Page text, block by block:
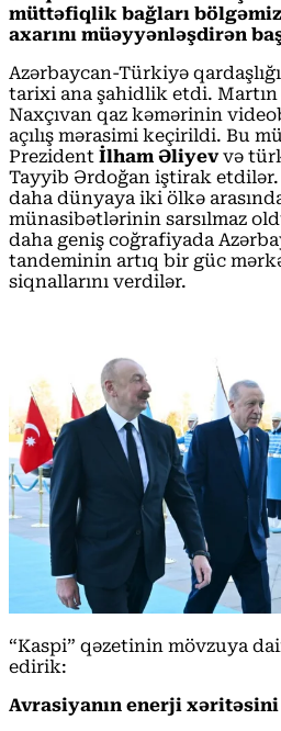
müttəfiqlik bağları
axarını müəyyənləşdirən
Azərbaycan-Türkiyə
tarixi ana şahidlik etdi. Martın
Naxçıvan qaz kəmərinin
açılış mərasimi keçirildi. Bu
Prezident İlham Əliyevvə
Tayyib Ərdoğan iştirak etdilər.
daha dünyaya iki ölkə
münasibətlərinin sarsılmaz
daha geniş coğrafiyada
tandeminin artıq bir güc
siqnallarını verdilər.
“Kaspi” qəzetinin mövzuya
edirik:
Avrasiyanın enerji